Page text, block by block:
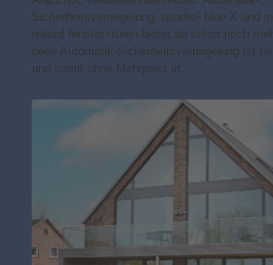
Sicherheitsverriegelung, quadro! blue X und
rekord fenster+türen bietet ab sofort noch
neue Automatik-Sicherheitsverriegelung ist
und somit ohne Mehrpreis in…